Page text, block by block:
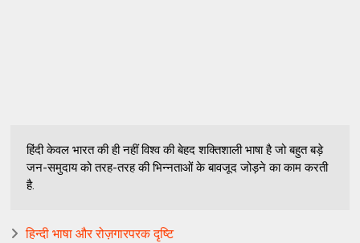
हिंदी केवल भारत की ही नहीं विश्व की बेहद शक्तिशाली भाषा है जो बहुत बड़े
जन-समुदाय को तरह-तरह की भिन्नताओं के बावजूद जोड़ने का काम करती
है.
हिन्दी भाषा और रोज़गारपरक दृष्टि